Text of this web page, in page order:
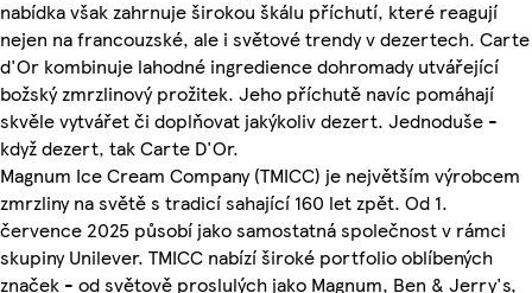
nabídka však zahrnuje širokou škálu příchutí, které reagují
nejen na francouzské, ale i světové trendy v dezertech. Carte
d'Or kombinuje lahodné ingredience dohromady utvářející
božský zmrzlinový prožitek. Jeho příchutě navíc pomáhají
skvěle vytvářet či doplňovat jakýkoliv dezert. Jednoduše -
když dezert, tak Carte D'Or.
Magnum Ice Cream Company (TMICC) je největším výrobcem
zmrzliny na světě s tradicí sahající 160 let zpět. Od 1.
července 2025 působí jako samostatná společnost v rámci
skupiny Unilever. TMICC nabízí široké portfolio oblíbených
značek - od světově proslulých jako Magnum, Ben & Jerry's,